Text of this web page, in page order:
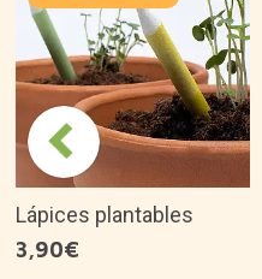
Lápices plantables
3,90€